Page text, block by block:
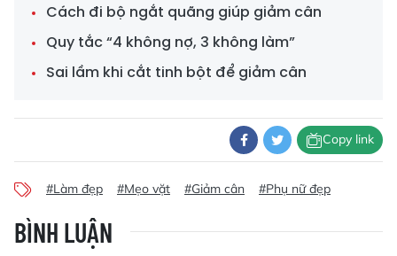
Cách đi bộ ngắt quãng giúp giảm cân
Quy tắc “4 không nợ, 3 không làm”
Sai lầm khi cắt tinh bột để giảm cân
Copy link
#Làm đẹp #Mẹo vặt #Giảm cân #Phụ nữ đẹp
BÌNH LUẬN